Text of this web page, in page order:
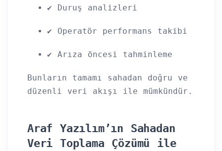
✔ Duruş analizleri
✔ Operatör performans takibi
✔ Arıza öncesi tahminleme
Bunların tamamı sahadan doğru ve
düzenli veri akışı ile mümkündür.
Araf Yazılım’ın Sahadan
Veri Toplama Çözümü ile